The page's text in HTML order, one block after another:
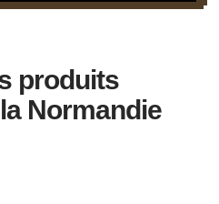
produits
Normandie